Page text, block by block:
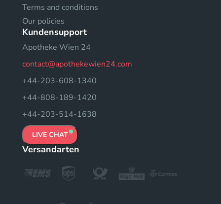
Terms and conditions
Our policies
Kundensupport
Apotheke Wien 24
contact@apothekewien24.com
+44-203-608-1340
+44-808-189-1420
+44-203-514-1638
LIVE CHAT
Versandarten